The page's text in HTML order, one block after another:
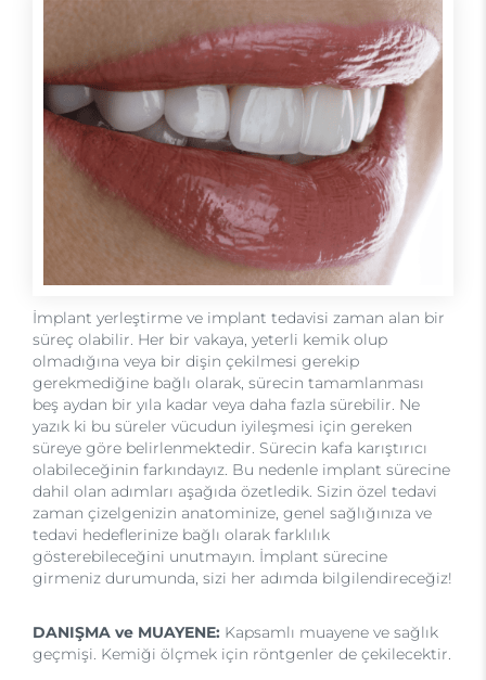
İmplant yerleştirme ve implant tedavisi zaman alan bir
süreç olabilir. Her bir vakaya, yeterli kemik olup
olmadığına veya bir dişin çekilmesi gerekip
gerekmediğine bağlı olarak, sürecin tamamlanması
beş aydan bir yıla kadar veya daha fazla sürebilir. Ne
yazık ki bu süreler vücudun iyileşmesi için gereken
süreye göre belirlenmektedir. Sürecin kafa karıştırıcı
olabileceğinin farkındayız. Bu nedenle implant sürecine
dahil olan adımları aşağıda özetledik. Sizin özel tedavi
zaman çizelgenizin anatominize, genel sağlığınıza ve
tedavi hedeflerinize bağlı olarak farklılık
gösterebileceğini unutmayın. İmplant sürecine
girmeniz durumunda, sizi her adımda bilgilendireceğiz!
DANIŞMA ve MUAYENE: Kapsamlı muayene ve sağlık
geçmişi. Kemiği ölçmek için röntgenler de çekilecektir.